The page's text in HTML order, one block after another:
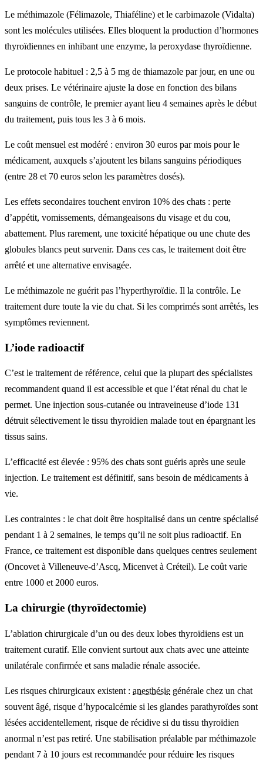
Le méthimazole (Félimazole, Thiaféline) et le carbimazole (Vidalta)
sont les molécules utilisées. Elles bloquent la production d’hormones
thyroïdiennes en inhibant une enzyme, la peroxydase thyroïdienne.
Le protocole habituel : 2,5 à 5 mg de thiamazole par jour, en une ou
deux prises. Le vétérinaire ajuste la dose en fonction des bilans
sanguins de contrôle, le premier ayant lieu 4 semaines après le début
du traitement, puis tous les 3 à 6 mois.
Le coût mensuel est modéré : environ 30 euros par mois pour le
médicament, auxquels s’ajoutent les bilans sanguins périodiques
(entre 28 et 70 euros selon les paramètres dosés).
Les effets secondaires touchent environ 10% des chats : perte
d’appétit, vomissements, démangeaisons du visage et du cou,
abattement. Plus rarement, une toxicité hépatique ou une chute des
globules blancs peut survenir. Dans ces cas, le traitement doit être
arrêté et une alternative envisagée.
Le méthimazole ne guérit pas l’hyperthyroïdie. Il la contrôle. Le
traitement dure toute la vie du chat. Si les comprimés sont arrêtés, les
symptômes reviennent.
L’iode radioactif
C’est le traitement de référence, celui que la plupart des spécialistes
recommandent quand il est accessible et que l’état rénal du chat le
permet. Une injection sous-cutanée ou intraveineuse d’iode 131
détruit sélectivement le tissu thyroïdien malade tout en épargnant les
tissus sains.
L’efficacité est élevée : 95% des chats sont guéris après une seule
injection. Le traitement est définitif, sans besoin de médicaments à
vie.
Les contraintes : le chat doit être hospitalisé dans un centre spécialisé
pendant 1 à 2 semaines, le temps qu’il ne soit plus radioactif. En
France, ce traitement est disponible dans quelques centres seulement
(Oncovet à Villeneuve-d’Ascq, Micenvet à Créteil). Le coût varie
entre 1000 et 2000 euros.
La chirurgie (thyroïdectomie)
L’ablation chirurgicale d’un ou des deux lobes thyroïdiens est un
traitement curatif. Elle convient surtout aux chats avec une atteinte
unilatérale confirmée et sans maladie rénale associée.
Les risques chirurgicaux existent : anesthésie générale chez un chat
souvent âgé, risque d’hypocalcémie si les glandes parathyroïdes sont
lésées accidentellement, risque de récidive si du tissu thyroïdien
anormal n’est pas retiré. Une stabilisation préalable par méthimazole
pendant 7 à 10 jours est recommandée pour réduire les risques